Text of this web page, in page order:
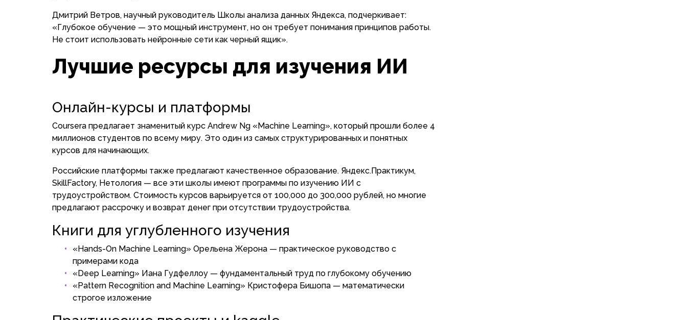
Дмитрий Ветров, научный руководитель Школы анализа данных Яндекса, подчеркивает:
«Глубокое обучение — это мощный инструмент, но он требует понимания принципов работы.
Не стоит использовать нейронные сети как черный ящик».
Лучшие ресурсы для изучения ИИ
Онлайн-курсы и платформы
Coursera предлагает знаменитый курс Andrew Ng «Machine Learning», который прошли более 4
миллионов студентов по всему миру. Это один из самых структурированных и понятных
курсов для начинающих.
Российские платформы также предлагают качественное образование. Яндекс.Практикум,
SkillFactory, Нетология — все эти школы имеют программы по изучению ИИ с
трудоустройством. Стоимость курсов варьируется от 100,000 до 300,000 рублей, но многие
предлагают рассрочку и возврат денег при отсутствии трудоустройства.
Книги для углубленного изучения
«Hands-On Machine Learning» Орельена Жерона — практическое руководство с
примерами кода
«Deep Learning» Иана Гудфеллоу — фундаментальный труд по глубокому обучению
«Pattern Recognition and Machine Learning» Кристофера Бишопа — математически
строгое изложение